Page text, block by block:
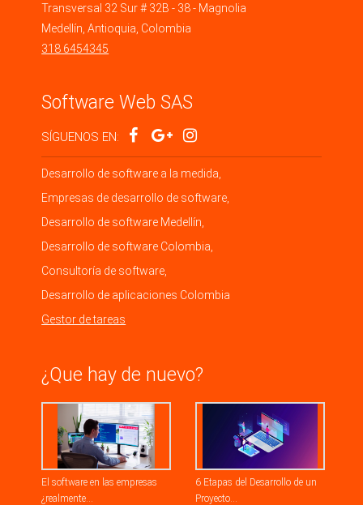
Transversal 32 Sur # 32B - 38 - Magnolia
Medellín ,Antioquia Colombia
318 6454345
Software Web SAS
SÍGUENOS EN:
Desarrollo de software a la medida,
Empresas de desarrollo de software,
Desarrollo de software Medellín,
Desarrollo de software Colombia,
Consultoría de software,
Desarrollo de aplicaciones Colombia
Gestor de tareas
¿Que hay de nuevo?
El software en las empresas
¿realmente...
6 Etapas del Desarrollo de un
Proyecto...